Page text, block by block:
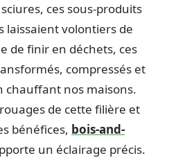
ces sous-produits
laissaient volontiers de
de finir en déchets, ces
compressés et
chauffant nos maisons.
de cette filière et
bénéfices, bois-and-
un éclairage précis.